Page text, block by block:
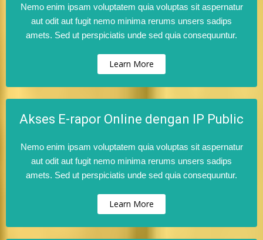
Nemo enim ipsam voluptatem quia voluptas sit aspernatur
aut odit aut fugit nemo minima rerums unsers sadips
amets. Sed ut perspiciatis unde sed quia consequuntur.
Learn More
Akses E-rapor Online dengan IP Public
Nemo enim ipsam voluptatem quia voluptas sit aspernatur
aut odit aut fugit nemo minima rerums unsers sadips
amets. Sed ut perspiciatis unde sed quia consequuntur.
Learn More